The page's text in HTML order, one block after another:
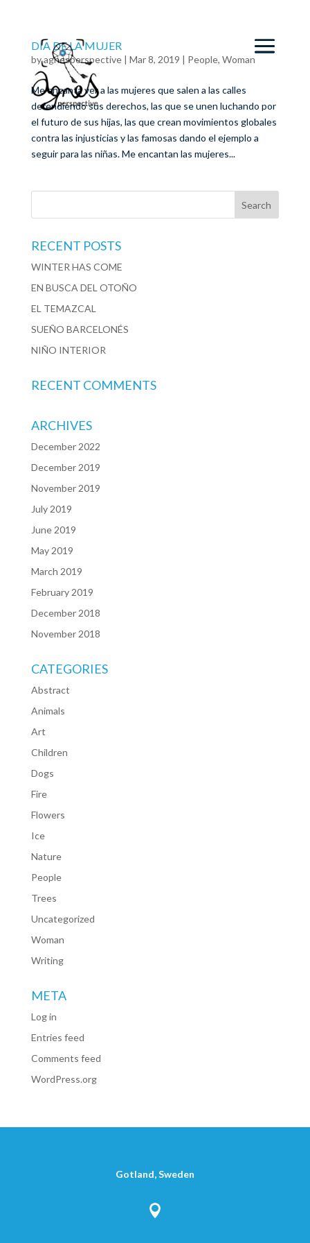
DÍA DE LA MUJER
byagnesperspective| Mar 8, 2019 | People, Woman
Me encanta ver a las mujeres que salen a las calles
defendiendo sus derechos, las que se unen luchando por
el futuro de sus hijas, las que crean movimientos globales
contra las injusticias y las famosas dando el ejemplo a
seguir para las niñas. Me encantan las mujeres...
RECENT POSTS
WINTER HAS COME
EN BUSCA DEL OTOÑO
EL TEMAZCAL
SUEÑO BARCELONÉS
NIÑO INTERIOR
RECENT COMMENTS
ARCHIVES
December 2022
December 2019
November 2019
July 2019
June 2019
May 2019
March 2019
February 2019
December 2018
November 2018
CATEGORIES
Abstract
Animals
Art
Children
Dogs
Fire
Flowers
Ice
Nature
People
Trees
Uncategorized
Woman
Writing
META
Log in
Entries feed
Comments feed
WordPress.org
Gotland, Sweden
